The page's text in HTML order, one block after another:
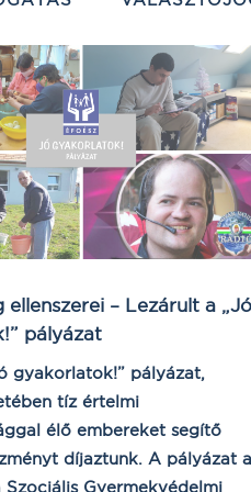
ellenszerei – Lezárult a „Jó
pályázat
gyakorlatok!” pályázat,
tíz értelmi
élő embereket segítő
díjaztunk. A pályázat
Szociális Gyermekvédelmi